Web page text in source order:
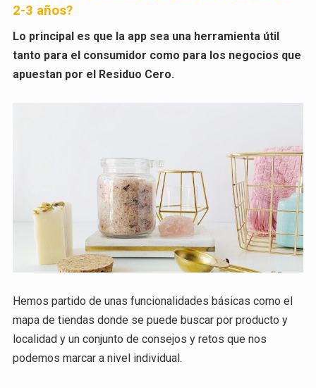
2-3 años?
Lo principal es que la app sea una herramienta útil
tanto para el consumidor como para los negocios que
apuestan por el Residuo Cero.
Hemos partido de unas funcionalidades básicas como el
mapa de tiendas donde se puede buscar por producto y
localidad y un conjunto de consejos y retos que nos
podemos marcar a nivel individual.